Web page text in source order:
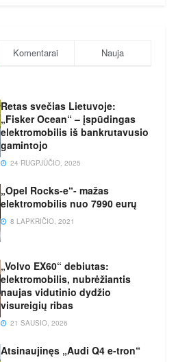
Komentarai Nauja
Retas svečias Lietuvoje:
„Fisker Ocean“ – įspūdingas
elektromobilis iš bankrutavusio
gamintojo
24 RUGPJŪČIO, 2025
„Opel Rocks-e“- mažas
elektromobilis nuo 7990 eurų
8 LAPKRIČIO, 2021
„Volvo EX60“ debiutas:
elektromobilis, nubrėžiantis
naujas vidutinio dydžio
visureigių ribas
21 SAUSIO, 2026
Atsinaujinęs „Audi Q4 e-tron“